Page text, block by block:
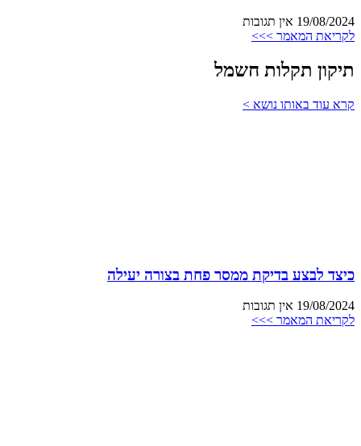
19/08/2024 אין תגובות
לקריאת המאמר >>>
תיקון תקלות חשמל
קרא עוד באותו נושא >
כיצד לבצע בדיקת ממסר פחת בצורה יעילה
19/08/2024 אין תגובות
לקריאת המאמר >>>